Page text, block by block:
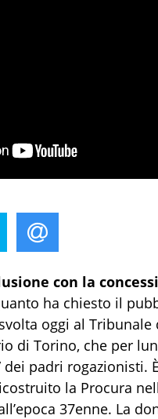
con la
ha chiesto il
oggi al
di Torino, che per
dei padri rogazionisti.
la Procura
37enne. La